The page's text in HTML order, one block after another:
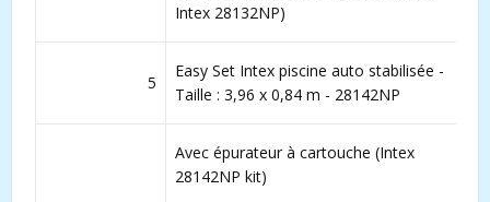
Intex 28132NP)
5
Easy Set Intex piscine auto stabilisée -
Taille : 3,96 x 0,84 m - 28142NP
Avec épurateur à cartouche (Intex
28142NP kit)